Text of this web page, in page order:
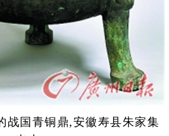
战国青铜鼎,安徽寿县朱家集